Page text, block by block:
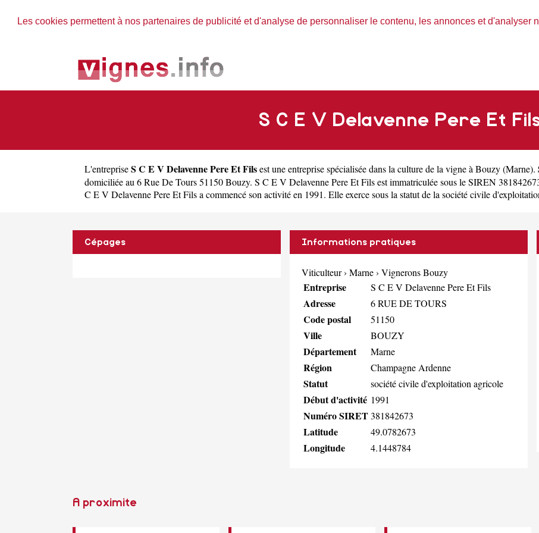
Les cookies permettent à nos partenaires de publicité et d'analyse de personnaliser le contenu, les annonces et d'analyser
S C E V Delavenne Pere Et
L'entrepriseS C E V Delavenne Pere Et Filsest uneentreprise spécialisée dans la culture de la vigne à Bouzy(Marne).
domiciliée au 6 Rue De Tours 51150 Bouzy. S C E V Delavenne Pere Et Fils est immatriculée sous le SIREN
C E V Delavenne Pere Et Fils a commencé son activité en 1991. Elle exerce sous la statut de la société civile
Cépages Informations pratiques
Viticulteur› Marne› Vignerons Bouzy
Entreprise S C E V Delavenne Pere Et Fils
Adresse 6 RUE DE TOURS
Code postal 51150
Ville BOUZY
Département Marne
Région Champagne Ardenne
Statut société civile d'exploitation agricole
Début d'activité 1991
Numéro SIRET381842673
Latitude 49.0782673
Longitude 4.1448784
A proximite